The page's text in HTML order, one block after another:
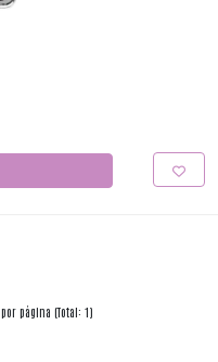
por página (Total: 1)